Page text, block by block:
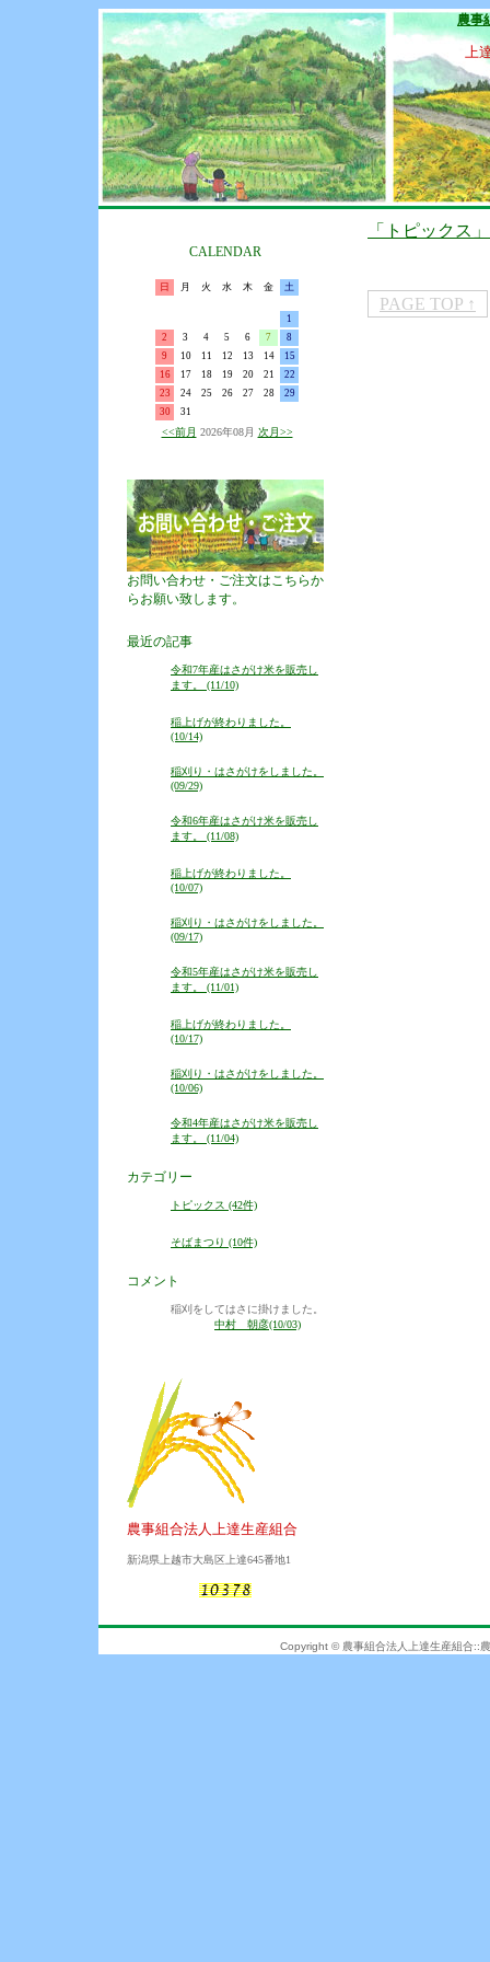
農事
上
CALENDAR
日 月 火 水 木 金 土
1
2
3 4 5 6 7
8
9
10 11 12 13 14
15
16
17 18 19 20 21
22
23
24 25 26 27 28
29
30
31
<<前月 2026年08月 次月>>
お問い合わせ・ご注文はこちらか
らお願い致します。
最近の記事
令和7年産はさがけ米を販売し
ます。 (11/10)
稲上げが終わりました。
(10/14)
稲刈り・はさがけをしました。
(09/29)
令和6年産はさがけ米を販売し
ます。 (11/08)
稲上げが終わりました。
(10/07)
稲刈り・はさがけをしました。
(09/17)
令和5年産はさがけ米を販売し
ます。 (11/01)
稲上げが終わりました。
(10/17)
稲刈り・はさがけをしました。
(10/06)
令和4年産はさがけ米を販売し
ます。 (11/04)
カテゴリー
トピックス (42件)
そばまつり (10件)
コメント
稲刈をしてはさに掛けました。
中村 朝彦(10/03)
農事組合法人上達生産組合
新潟県上越市大島区上達645番地1
「トピックス
PAGE TOP ↑
Copyright © 農事組合法人上達生産組合::